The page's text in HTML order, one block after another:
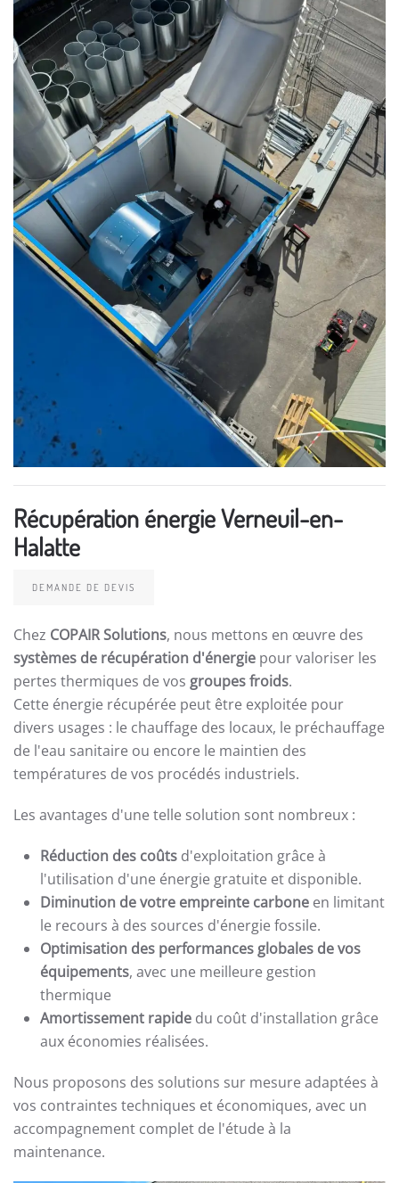
Récupération énergie Verneuil-en-
Halatte
DEMANDE DE DEVIS
Chez COPAIR Solutions, nous mettons en œuvre des
systèmes de récupération d'énergie pour valoriser les
pertes thermiques de vos groupes froids.
Cette énergie récupérée peut être exploitée pour
divers usages : le chauffage des locaux, le préchauffage
de l'eau sanitaire ou encore le maintien des
températures de vos procédés industriels.
Les avantages d'une telle solution sont nombreux :
Réduction des coûts d'exploitation grâce à
l'utilisation d'une énergie gratuite et disponible.
Diminution de votre empreinte carbone en limitant
le recours à des sources d'énergie fossile.
Optimisation des performances globales de vos
équipements, avec une meilleure gestion
thermique
Amortissement rapide du coût d'installation grâce
aux économies réalisées.
Nous proposons des solutions sur mesure adaptées à
vos contraintes techniques et économiques, avec un
accompagnement complet de l'étude à la
maintenance.